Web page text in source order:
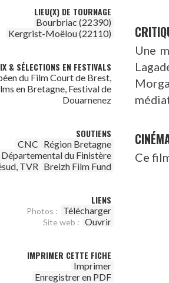
LIEU(X) DE TOURNAGE
Bourbriac (22390)
Kergrist-Moëlou (22110)
& SÉLECTIONS EN FESTIVALS
du Film Court de Brest,
en Bretagne, Festival de
Douarnenez
SOUTIENS
CNC Région Bretagne
du Finistère
TVR Breizh Film Fund
LIENS
Photos : Télécharger
Site web : Ouvrir
IMPRIMER CETTE FICHE
Imprimer
Enregistrer en PDF
Une
Ce